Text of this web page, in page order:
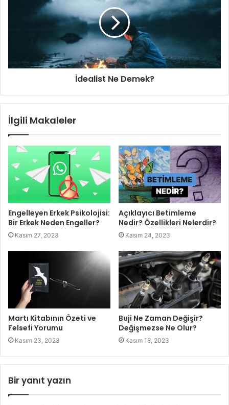
İdealist Ne Demek?
İlgili Makaleler
Engelleyen Erkek Psikolojisi:
Bir Erkek Neden Engeller?
Kasım 27, 2023
Açıklayıcı Betimleme
Nedir? Özellikleri Nelerdir?
Kasım 24, 2023
Martı Kitabının Özeti ve
Felsefi Yorumu
Kasım 23, 2023
Buji Ne Zaman Değişir?
Değişmezse Ne Olur?
Kasım 18, 2023
Bir yanıt yazın